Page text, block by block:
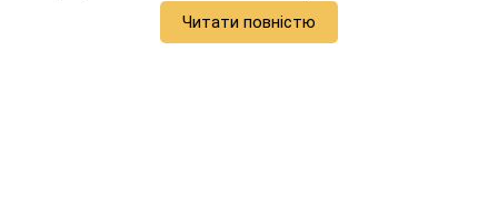
Читати повністю